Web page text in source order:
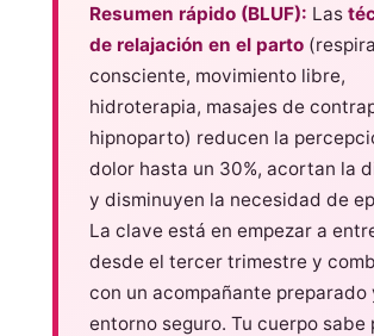
Resumen rápido (BLUF): Las
de relajación en el parto
consciente, movimiento libre,
hidroterapia, masajes de
hipnoparto) reducen la
dolor hasta un 30%, acortan la
y disminuyen la necesidad de
La clave está en empezar a
desde el tercer trimestre y
con un acompañante preparado
entorno seguro. Tu cuerpo sabe